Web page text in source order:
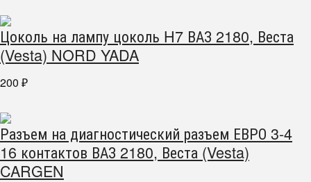
Цоколь на лампу цоколь H7 ВАЗ 2180, Веста
(Vesta) NORD YADA
200 ₽
Разъем на диагностический разъем ЕВРО 3-4
16 контактов ВАЗ 2180, Веста (Vesta)
CARGEN